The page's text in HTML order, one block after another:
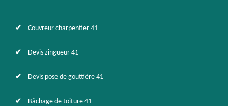
Couvreur charpentier 41
Devis zingueur 41
Devis pose de gouttière 41
Bâchage de toiture 41